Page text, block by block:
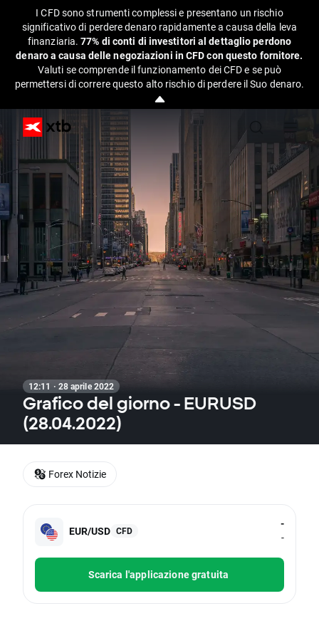
I CFD sono strumenti complessi e presentano un rischio
significativo di perdere denaro rapidamente a causa della leva
finanziaria.77% di conti di investitori al dettaglio perdono
denaro a causa delle negoziazioni in CFD con questo fornitore.
Valuti se comprende il funzionamento dei CFD e se può
permettersi di correre questo alto rischio di perdere il Suo denaro.
12:11 · 28 aprile 2022
Grafico del giorno - EURUSD
(28.04.2022)
EUR/USD CFD
-
-
Scarica l'applicazione gratuita
Forex Notizie